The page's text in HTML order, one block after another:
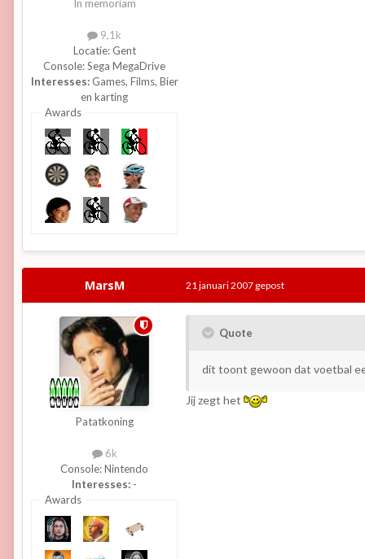
In memoriam
9,1k
Locatie: Gent
Console:Sega MegaDrive
Interesses:Games, Films, Bier
en karting
Awards
MarsM
Patatkoning
6k
Console:Nintendo
Interesses: -
Awards
21 januari 2007 gepost
Quote
dit toont gewoon dat voetbal
Jij zegt het